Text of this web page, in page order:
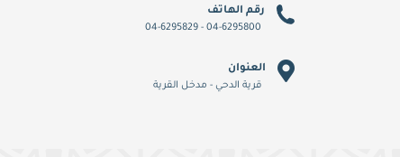
رقم الهاتف
04-6295800 - 04-6295829
العنوان
قرية الدحي - مدخل القرية